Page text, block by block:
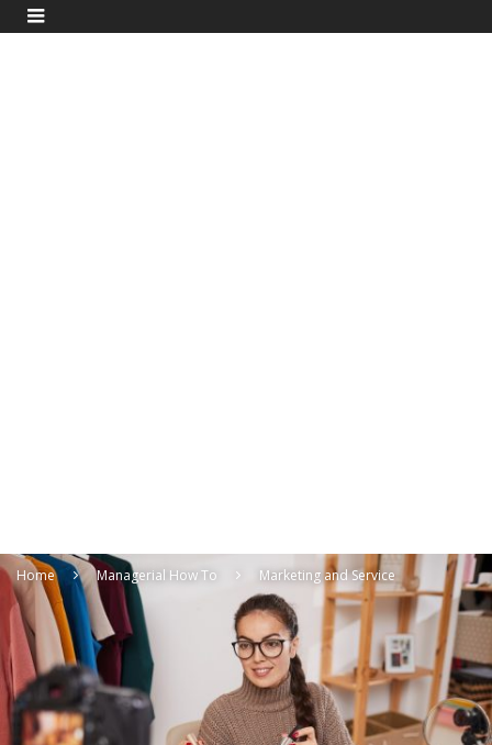
Home Managerial How To Marketing and Service